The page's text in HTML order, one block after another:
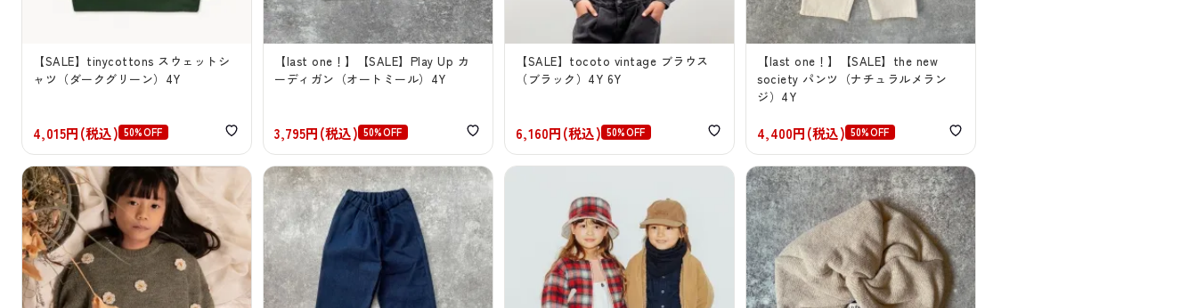
【SALE】tinycottons スウェットシ
ャツ（ダークグリーン）4Y
4,015円(税込) 50%OFF
【last one！】【SALE】Play Up カ
ーディガン（オートミール）4Y
3,795円(税込) 50%OFF
【SALE】tocoto vintage ブラウス
（ブラック）4Y 6Y
6,160円(税込) 50%OFF
【last one！】【SALE】the new
society パンツ（ナチュラルメラン
ジ）4Y
4,400円(税込) 50%OFF